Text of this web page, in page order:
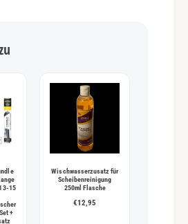
15
+
Wischwasserzusatz für
Scheibenreinigung
250ml Flasche
€12,95